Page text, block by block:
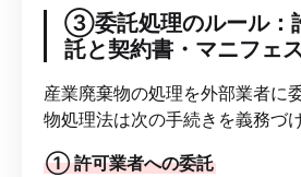
③委託処理のルール：
託と契約書・マニフェ
産業廃棄物の処理を外部業者に
物処理法は次の手続きを義務づ
① 許可業者への委託